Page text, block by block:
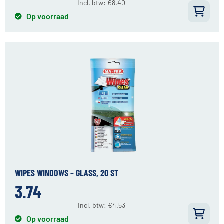
Incl. btw: €8.40
Op voorraad
WIPES WINDOWS – GLASS, 20 ST
3.74
Incl. btw: €4.53
Op voorraad